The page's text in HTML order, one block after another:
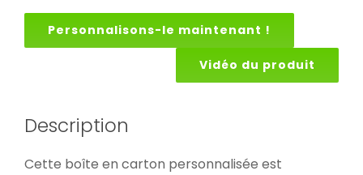
Personnalisons-le maintenant !
Vidéo du produit
Description
Cette boîte en carton personnalisée est